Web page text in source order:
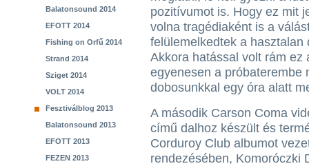
Balatonsound 2014
EFOTT 2014
Fishing on Orfű 2014
Strand 2014
Sziget 2014
VOLT 2014
Fesztiválblog 2013
Balatonsound 2013
EFOTT 2013
FEZEN 2013
pozitívumot is. Hogy ez mit
volna tragédiaként is a
felülemelkedtek a
Akkora hatással volt rám ez
egyenesen a próbaterembe
dobosunkkal egy óra alatt
A második Carson Coma
című dalhoz készült és
Corduroy Club albumot
rendezésében, Komoróczki